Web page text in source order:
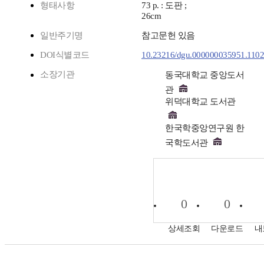
형태사항
73 p. : 도판 ;
26cm
일반주기명 참고문헌 있음
DOI식별코드 10.23216/
소장기관
동국대학교 중앙도서
관
위덕대학교 도서관
한국학중앙연구원 한
국학도서관
0
상세조회
0
다운로드